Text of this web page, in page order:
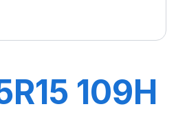
109H